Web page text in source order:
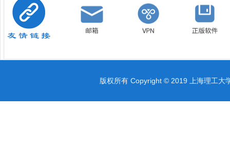
版权所有 Copyright © 2019 上海理工